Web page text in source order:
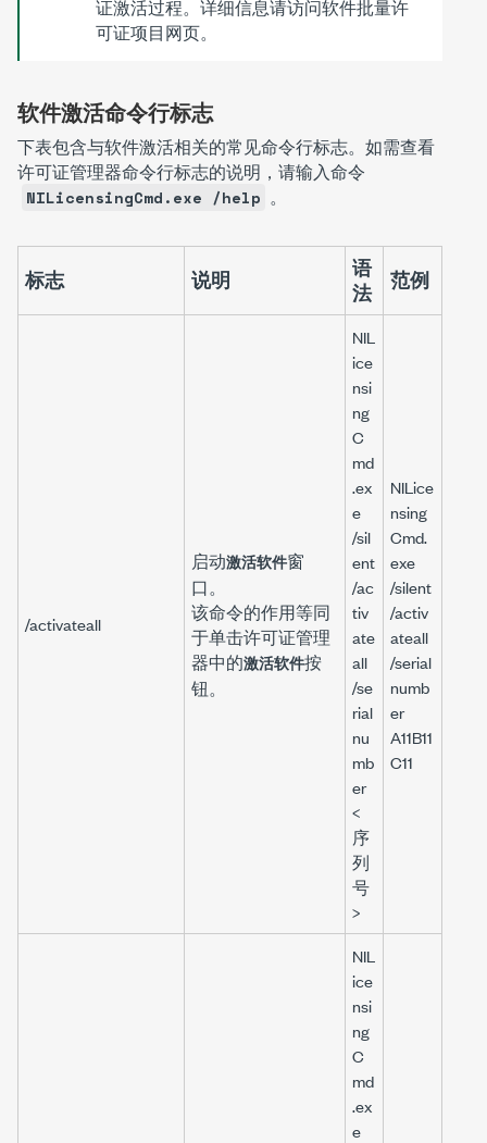
证激活过程。详细信息请访问软件批量许
可证项目网页。
软件激活命令行标志
下表包含与软件激活相关的常见命令行标志。如需查看
许可证管理器命令行标志的说明，请输入命令
NILicensingCmd.exe /help 。
标志 说明
语
法
范例
/activateall
启动激活软件窗
口。
该命令的作用等同
于单击许可证管理
器中的激活软件按
钮。
NIL
ice
nsi
ng
C
md
.ex
e
/sil
ent
/ac
tiv
ate
all
/se
rial
nu
mb
er
<
序
列
号
>
NILice
nsing
Cmd.
exe
/silent
/activ
ateall
/serial
numb
er
A11B11
C11
NIL
ice
nsi
ng
C
md
.ex
e